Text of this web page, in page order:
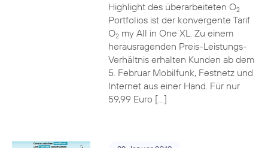
Highlight des überarbeiteten O2
Portfolios ist der konvergente Tarif
O2my All in One XL. Zu einem
herausragenden Preis-Leistungs-
Verhältnis erhalten Kunden ab dem
5. Februar Mobilfunk, Festnetz und
Internet aus einer Hand. Für nur
59,99 Euro […]